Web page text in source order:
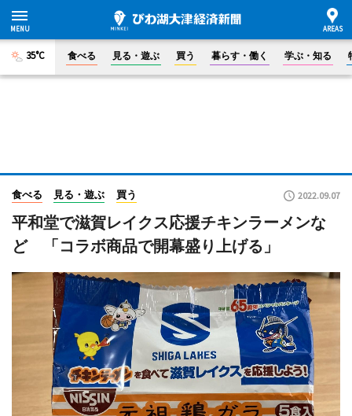
35°C 食べる 見る・遊ぶ 買う 暮らす・働く 学ぶ・知る
食べる 見る・遊ぶ 買う 2022.09.07
平和堂で滋賀レイクス応援チキンラーメンな
ど 「コラボ商品で開幕盛り上げる」